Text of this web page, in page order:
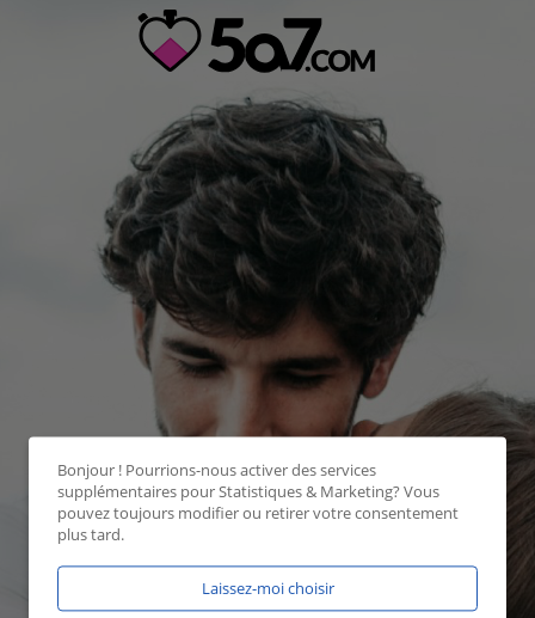
Bonjour ! Pourrions-nous activer des services
supplémentaires pourStatistiques & Marketing? Vous
pouvez toujours modifier ou retirer votre consentement
plus tard.
Laissez-moi choisir